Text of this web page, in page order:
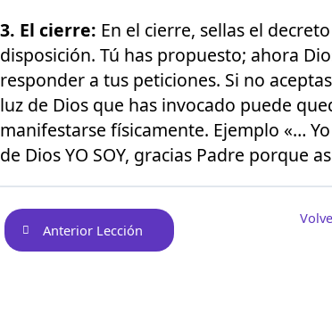
3. El cierre: En el cierre, sellas el
disposición. Tú has propuesto; ahora
responder a tus peticiones. Si no
luz de Dios que has invocado puede
manifestarse físicamente. Ejemplo «…
de Dios YO SOY, gracias Padre porque
Anterior Lección